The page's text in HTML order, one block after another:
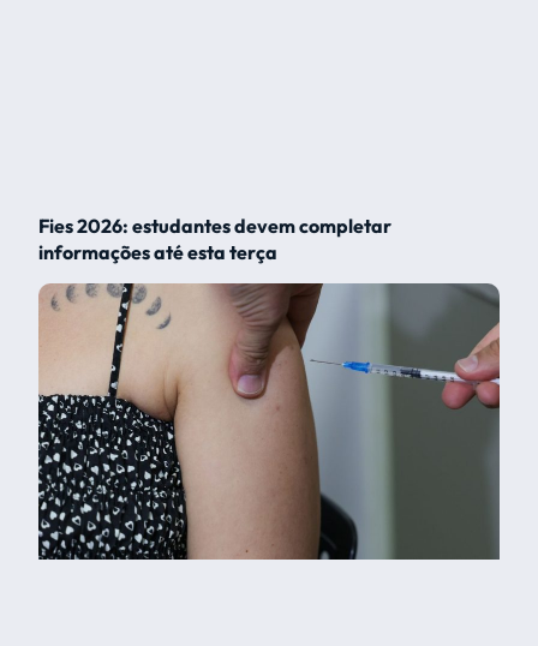
Fies 2026: estudantes devem completar
informações até esta terça